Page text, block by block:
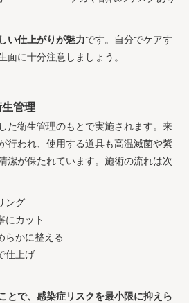
い仕上がりが魅力です。自分でケアす
面に十分注意しましょう。
管理
た衛生管理のもとで実施されます。来
行われ、使用する道具も高温滅菌や紫
潔が保たれています。施術の流れは次
ング
にカット
らかに整える
仕上げ
とで、感染症リスクを最小限に抑えら